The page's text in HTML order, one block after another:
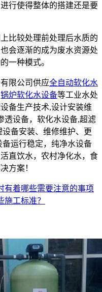
行使得整体的搭建还是要
比较处理前处理后水质的
会逐渐的成为废水资源处
一种模式。
限公司供应全自动软化水
锅炉软化水设备等工业水处
备生产技术,设计安装维
透设备，软化水设备,超滤
备安装、维修维护、更
运行稳定，纯净水设备
直饮水，农村净化水，食
方案！
有着哪些需要注意的事项
工标准？